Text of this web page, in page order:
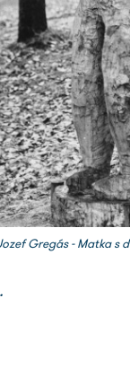
Gregás - Matka s